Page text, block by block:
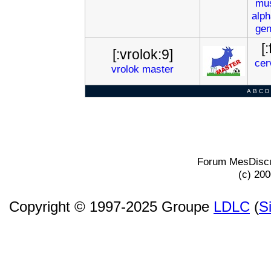
[:vrolok:9]
vrolok master
A B C D
Forum
(c)
Copyright © 1997-2025 Groupe LDLC (